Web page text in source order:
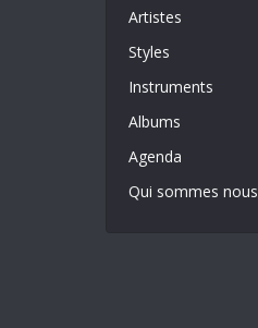
Artistes
Styles
Instruments
Albums
Agenda
Qui sommes nous